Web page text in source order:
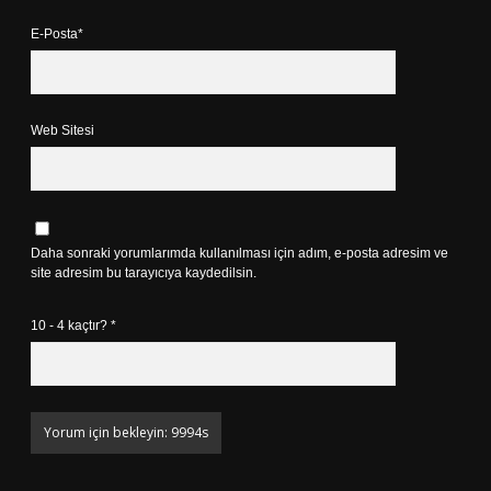
E-Posta*
Web Sitesi
Daha sonraki yorumlarımda kullanılması için adım, e-posta adresim ve
site adresim bu tarayıcıya kaydedilsin.
10 - 4 kaçtır? *